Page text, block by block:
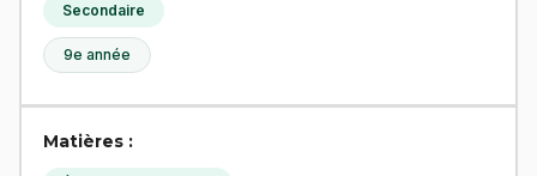
Secondaire
9e année
Matières :